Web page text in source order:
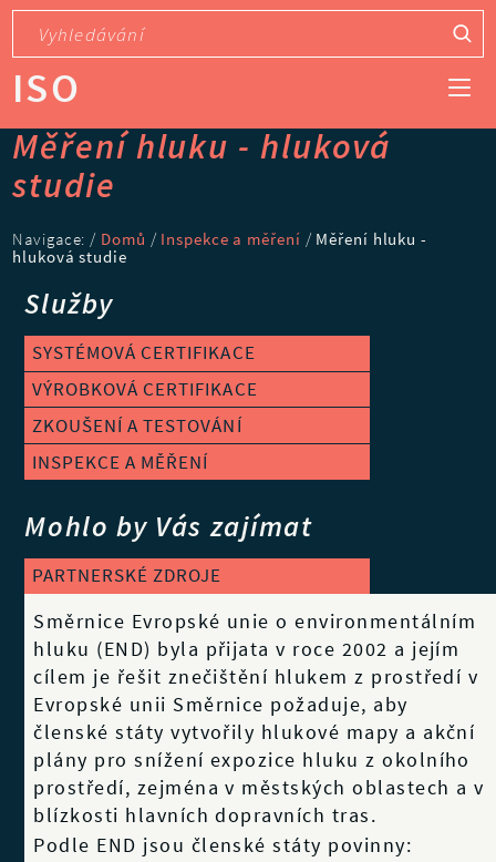
ISO
Měření hluku - hluková
studie
Navigace: / Domů / Inspekce a měření / Měření hluku -
hluková studie
Služby
SYSTÉMOVÁ CERTIFIKACE
VÝROBKOVÁ CERTIFIKACE
ZKOUŠENÍ A TESTOVÁNÍ
INSPEKCE A MĚŘENÍ
Mohlo by Vás zajímat
PARTNERSKÉ ZDROJE
Směrnice Evropské unie o environmentálním
hluku (END) byla přijata v roce 2002 a jejím
cílem je řešit znečištění hlukem z prostředí v
Evropské unii Směrnice požaduje, aby
členské státy vytvořily hlukové mapy a akční
plány pro snížení expozice hluku z okolního
prostředí, zejména v městských oblastech a v
blízkosti hlavních dopravních tras.
Podle END jsou členské státy povinny: